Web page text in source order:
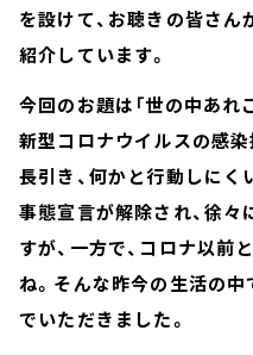
を設けて、お聴きの皆さ
紹介しています。
今回のお題は「世の中あれ
新型コロナウイルスの感
長引き、何かと行動しに
事態宣言が解除され、徐
すが、一方で、コロナ以前
ね。そんな昨今の生活の
でいただきました。